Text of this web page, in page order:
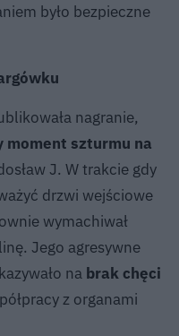
było bezpieczne
nagranie,
moment szturmu na
J. W trakcie gdy
drzwi wejściowe
wymachiwał
Jego agresywne
na brak chęci
z organami